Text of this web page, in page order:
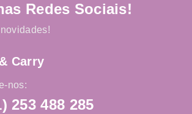
Redes Sociais!
Carry
nos:
253 488 285